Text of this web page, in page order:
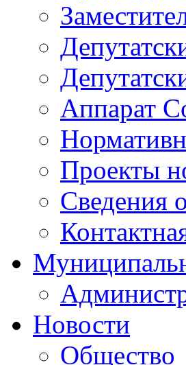
Аппарат
Проекты
Сведения
Новости
Общество